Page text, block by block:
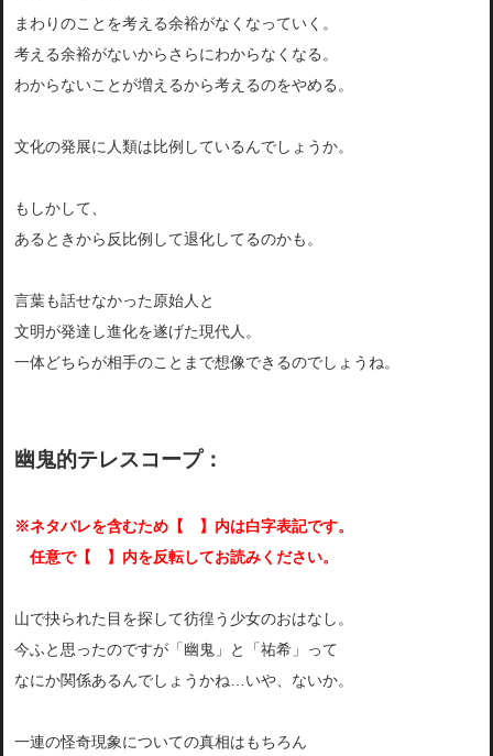
まわりのことを考える余裕がなくなっていく。
考える余裕がないからさらにわからなくなる。
わからないことが増えるから考えるのをやめる。
文化の発展に人類は比例しているんでしょうか。
もしかして、
あるときから反比例して退化してるのかも。
言葉も話せなかった原始人と
文明が発達し進化を遂げた現代人。
一体どちらが相手のことまで想像できるのでしょうね。
幽鬼的テレスコープ：
※ネタバレを含むため【 】内は白字表記です。
任意で【 】内を反転してお読みください。
山で抉られた目を探して彷徨う少女のおはなし。
今ふと思ったのですが「幽鬼」と「祐希」って
なにか関係あるんでしょうかね…いや、ないか。
一連の怪奇現象についての真相はもちろん